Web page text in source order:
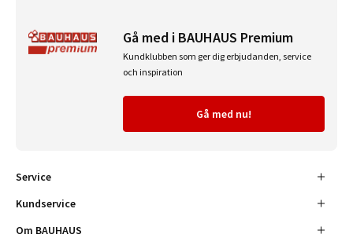
Gå med i BAUHAUS Premium
Kundklubben som ger dig erbjudanden, service
och inspiration
Gå med nu!
Service
Kundservice
Om BAUHAUS